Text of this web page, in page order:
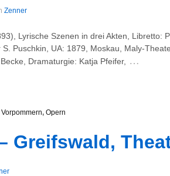
Zenner
Lyrische Szenen in drei Akten, Libretto:
Puschkin, UA: 1879, Moskau, Maly-
Dramaturgie: Katja Pfeifer, …
, Opern
Greifswald,